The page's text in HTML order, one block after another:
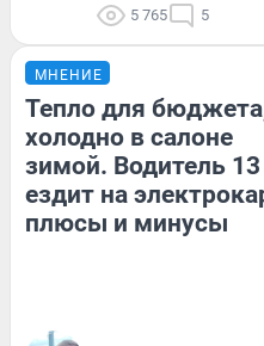
5 765 5
МНЕНИЕ
Тепло для
холодно в салоне
зимой. Водитель 13
ездит на
плюсы и минусы